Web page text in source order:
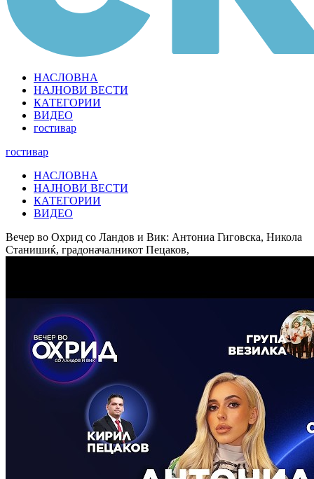
НАСЛОВНА
НАЈНОВИ ВЕСТИ
КАТЕГОРИИ
ВИДЕО
гостивар
гостивар
НАСЛОВНА
НАЈНОВИ ВЕСТИ
КАТЕГОРИИ
ВИДЕО
Вечер во Охрид со Ландов и Вик: Антониа Гиговска, Никола
Станишиќ, градоначалникот Пецаков,